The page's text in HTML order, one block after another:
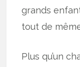
grands
tout de
Plus qu’un